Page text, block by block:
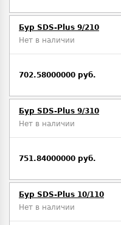
Бур SDS-Plus 9/210
Нет в наличии
702.58000000 руб.
Бур SDS-Plus 9/310
Нет в наличии
751.84000000 руб.
Бур SDS-Plus 10/110
Нет в наличии